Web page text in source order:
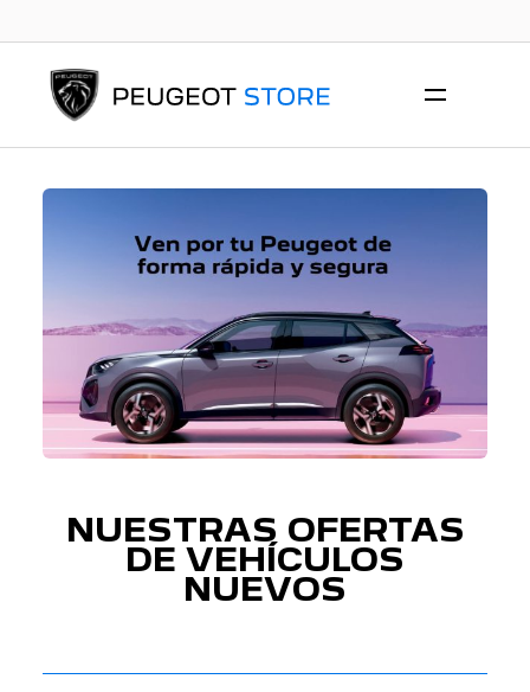
NUESTRAS OFERTAS
DE VEHÍCULOS
NUEVOS